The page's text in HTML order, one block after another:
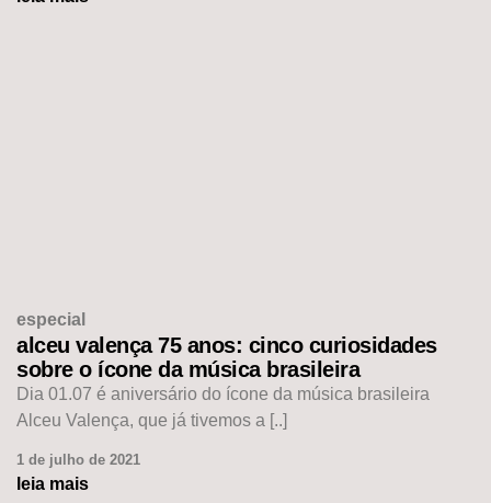
especial
alceu valença 75 anos: cinco curiosidades
sobre o ícone da música brasileira
Dia 01.07 é aniversário do ícone da música brasileira
Alceu Valença, que já tivemos a [..]
1 de julho de 2021
leia mais